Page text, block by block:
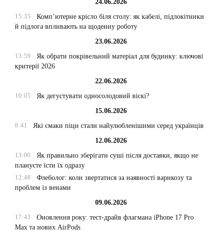
24.06.2026
15:35
Комп’ютерне крісло біля столу: як кабелі, підлокітники
й підлога впливають на щоденну роботу
23.06.2026
13:59
Як обрати покрівельний матеріал для будинку: ключові
критерії 2026
22.06.2026
10:05
Як дегустувати односолодовий віскі?
15.06.2026
8:41
Які смаки піци стали найулюбленішими серед українців
12.06.2026
13:00
Як правильно зберігати суші після доставки, якщо не
плануєте їсти їх одразу
12:48
Флеболог: коли звертатися за наявності варикозу та
проблем із венами
09.06.2026
17:43
Оновлення року: тест-драйв флагмана iPhone 17 Pro
Max та нових AirPods